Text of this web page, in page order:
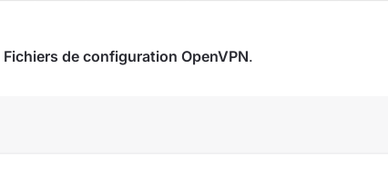
Fichiers de configuration OpenVPN.